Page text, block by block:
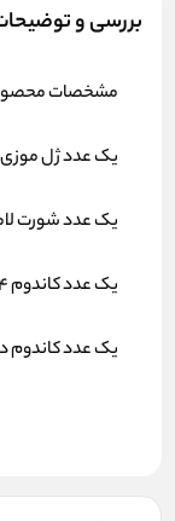
بررسی و
مشخصات
یک عدد ژل موزی
یک عدد شورت
یک عدد کاندوم 4 تایی
یک عدد کاندوم